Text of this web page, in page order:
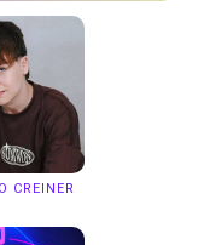
CREINER